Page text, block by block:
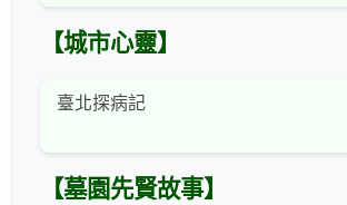
【城市心靈】
臺北探病記
【墓園先賢故事】